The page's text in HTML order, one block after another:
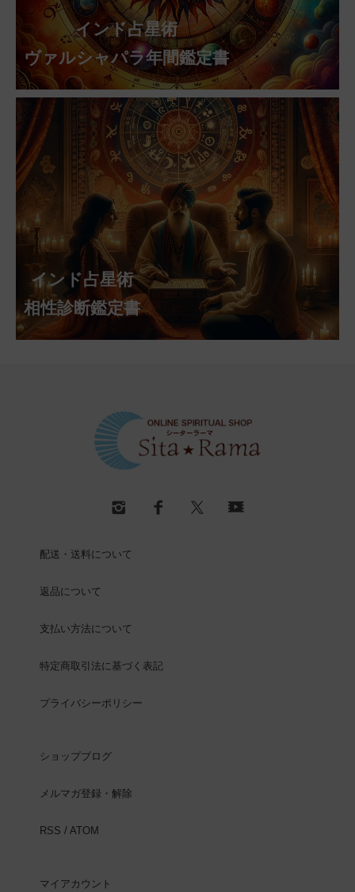
インド占星術
ヴァルシャパラ年間鑑定書
インド占星術
相性診断鑑定書
配送・送料について
返品について
支払い方法について
特定商取引法に基づく表記
プライバシーポリシー
ショップブログ
メルマガ登録・解除
RSS / ATOM
マイアカウント